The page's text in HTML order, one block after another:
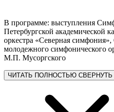
В программе: выступления
Петербургской академической
оркестра «Северная симфония»,
молодежного симфонического
М.П. Мусоргского
ЧИТАТЬ ПОЛНОСТЬЮ СВЕРНУТЬ